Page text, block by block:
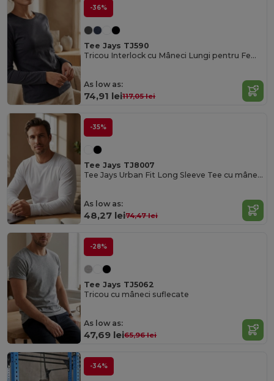
-36%
Tee Jays TJ590
Tricou Interlock cu Mâneci Lungi pentru Femei
As low as:
74,91 lei117,05 lei
-35%
Tee Jays TJ8007
Tee Jays Urban Fit Long Sleeve Tee cu mânecă lungă
As low as:
48,27 lei74,47 lei
-28%
Tee Jays TJ5062
Tricou cu mâneci suflecate
As low as:
47,69 lei65,96 lei
-34%